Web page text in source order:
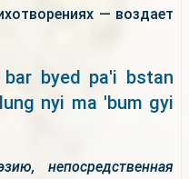
— воздает
byed pa'i bstan
nyi ma 'bum gyi
непосредственная